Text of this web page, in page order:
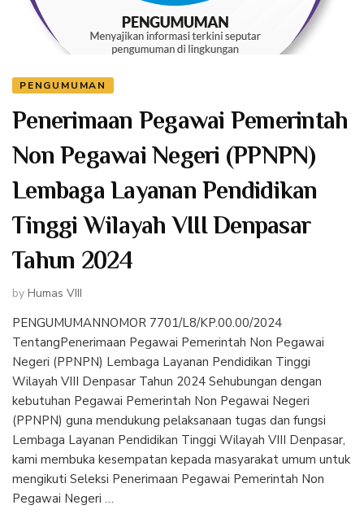
PENGUMUMAN
Penerimaan Pegawai Pemerintah
Non Pegawai Negeri (PPNPN)
Lembaga Layanan Pendidikan
Tinggi Wilayah VIII Denpasar
Tahun 2024
by Humas VIII
PENGUMUMANNOMOR 7701/L8/KP.00.00/2024
TentangPenerimaan Pegawai Pemerintah Non Pegawai
Negeri (PPNPN) Lembaga Layanan Pendidikan Tinggi
Wilayah VIII Denpasar Tahun 2024 Sehubungan dengan
kebutuhan Pegawai Pemerintah Non Pegawai Negeri
(PPNPN) guna mendukung pelaksanaan tugas dan fungsi
Lembaga Layanan Pendidikan Tinggi Wilayah VIII Denpasar,
kami membuka kesempatan kepada masyarakat umum untuk
mengikuti Seleksi Penerimaan Pegawai Pemerintah Non
Pegawai Negeri …